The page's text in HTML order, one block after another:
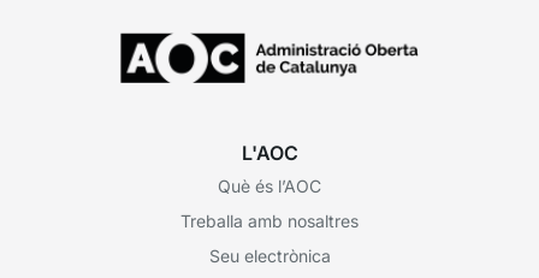
L'AOC
Què és l’AOC
Treballa amb nosaltres
Seu electrònica